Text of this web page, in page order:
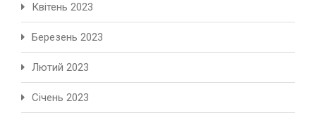
Квітень 2023
Березень 2023
Лютий 2023
Січень 2023